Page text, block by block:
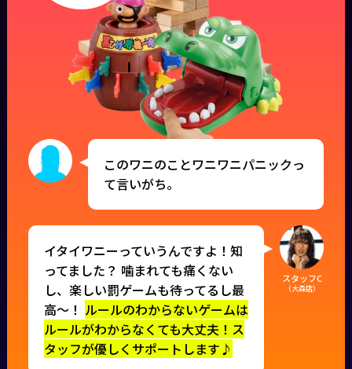
このワニのことワニワニパニックっ
て言いがち。
スタッフC
（大森店）
イタイワニーっていうんですよ！知
ってました？ 噛まれても痛くない
し、楽しい罰ゲームも待ってるし最
高〜！ ルールのわからないゲームは
ルールがわからなくても大丈夫！ス
タッフが優しくサポートします♪